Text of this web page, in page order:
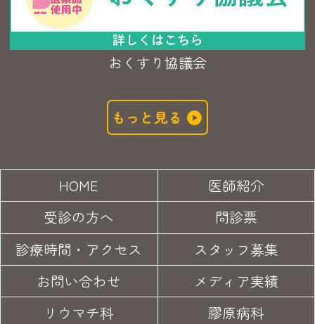
おくすり協議会
もっと見る
HOME
医師紹介
受診の方へ
問診票
診療時間・アクセス
スタッフ募集
お問い合わせ
メディア実績
リウマチ科
膠原病科